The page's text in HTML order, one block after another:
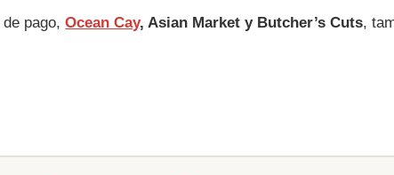
de pago,Ocean Cay, Asian Market y Butcher’s Cuts,